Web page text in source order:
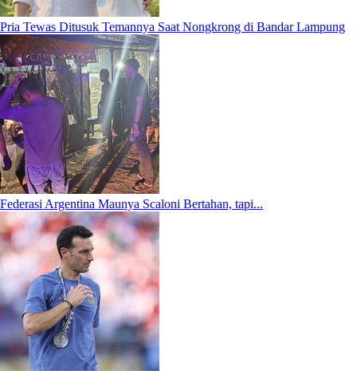
Pria Tewas Ditusuk Temannya Saat Nongkrong di Bandar Lampung
Federasi Argentina Maunya Scaloni Bertahan, tapi...